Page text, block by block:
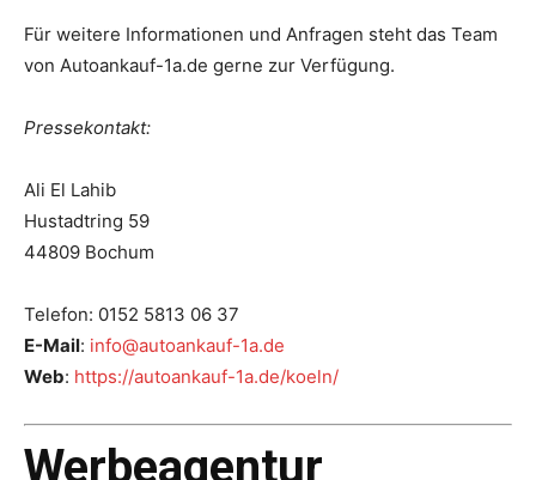
Für weitere Informationen und Anfragen steht das Team
von Autoankauf-1a.de gerne zur Verfügung.
Pressekontakt:
Ali El Lahib
Hustadtring 59
44809 Bochum
Telefon: 0152 5813 06 37
E-Mail: info@autoankauf-1a.de
Web: https://autoankauf-1a.de/koeln/
Werbeagentur